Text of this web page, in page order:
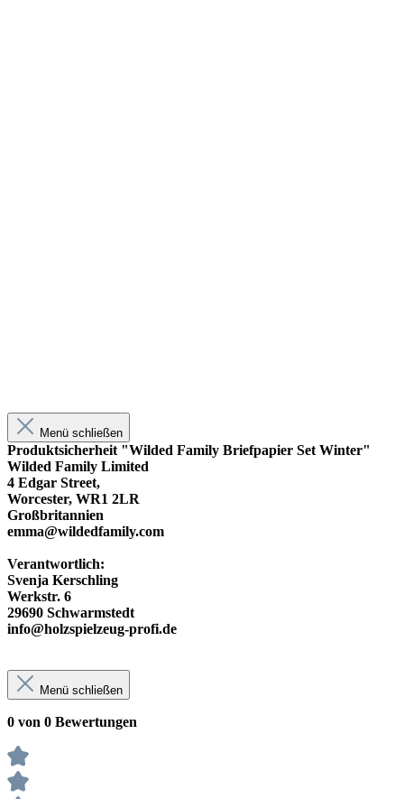
Menü schließen
Produktsicherheit "Wilded Family Briefpapier Set Winter"
Wilded Family Limited
4 Edgar Street,
Worcester, WR1 2LR
Großbritannien
emma@wildedfamily.com
Verantwortlich:
Svenja Kerschling
Werkstr. 6
29690 Schwarmstedt
info@holzspielzeug-profi.de
Menü schließen
0 von 0 Bewertungen